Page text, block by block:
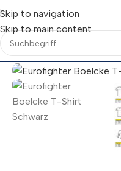
Skip to navigation
Skip to main content